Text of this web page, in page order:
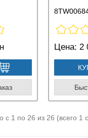
Цена: 2
с 1 по 26 из 26 (всего 1